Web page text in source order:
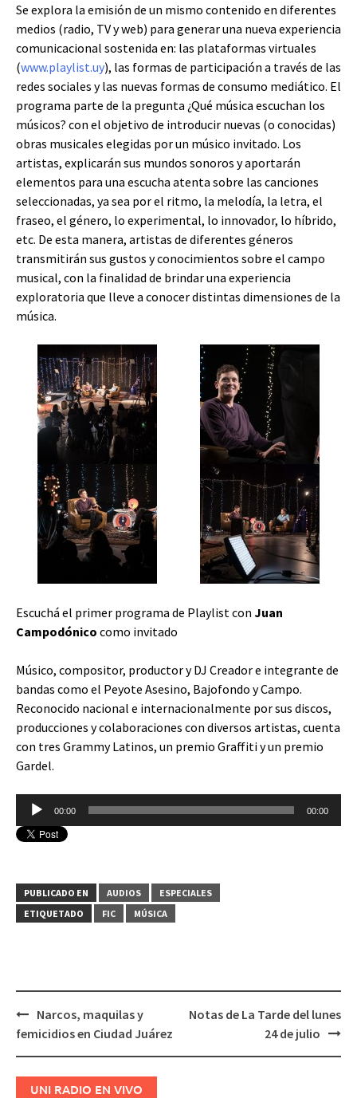
Se explora la emisión de un mismo contenido en diferentes
medios (radio, TV y web) para generar una nueva experiencia
comunicacional sostenida en: las plataformas virtuales
(www.playlist.uy), las formas de participación a través de las
redes sociales y las nuevas formas de consumo mediático. El
programa parte de la pregunta ¿Qué música escuchan los
músicos? con el objetivo de introducir nuevas (o conocidas)
obras musicales elegidas por un músico invitado. Los
artistas, explicarán sus mundos sonoros y aportarán
elementos para una escucha atenta sobre las canciones
seleccionadas, ya sea por el ritmo, la melodía, la letra, el
fraseo, el género, lo experimental, lo innovador, lo híbrido,
etc. De esta manera, artistas de diferentes géneros
transmitirán sus gustos y conocimientos sobre el campo
musical, con la finalidad de brindar una experiencia
exploratoria que lleve a conocer distintas dimensiones de la
música.
Escuchá el primer programa de Playlist con Juan
Campodónico como invitado
Músico, compositor, productor y DJ Creador e integrante de
bandas como el Peyote Asesino, Bajofondo y Campo.
Reconocido nacional e internacionalmente por sus discos,
producciones y colaboraciones con diversos artistas, cuenta
con tres Grammy Latinos, un premio Graffiti y un premio
Gardel.
Reproductor
audio
00:00 00:00
PUBLICADO EN AUDIOS
ESPECIALES
ETIQUETADO
FIC MÚSICA
Navegación
Narcos, maquilas y
femicidios en Ciudad Juárez
Notas de La Tarde del lunes
24 de julio
UNI RADIO EN VIVO